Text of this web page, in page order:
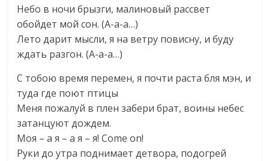
Небо в ночи брызги, малиновый рассвет
обойдет мой сон. (А-а-а…)
Лето дарит мысли, я на ветру повисну, и буду
ждать разгон. (А-а-а…)
С тобою время перемен, я почти раста бля мэн, и
туда где поют птицы
Меня пожалуй в плен забери брат, воины небес
затанцуют дождем.
Моя – а я – а я – я! Come on!
Руки до утра поднимает детвора, подогрей